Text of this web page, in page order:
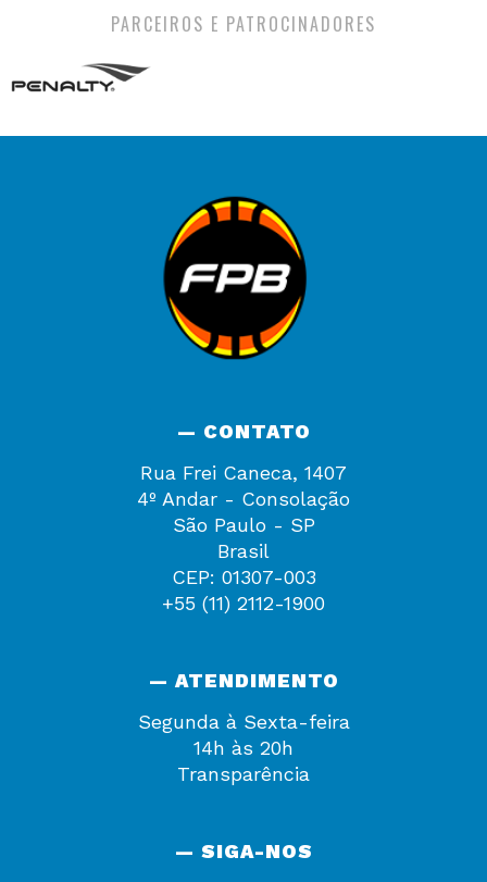
PARCEIROS E PATROCINADORES
— CONTATO
Rua Frei Caneca, 1407
4º Andar - Consolação
São Paulo - SP
Brasil
CEP: 01307-003
+55 (11) 2112-1900
— ATENDIMENTO
Segunda à Sexta-feira
14h às 20h
Transparência
— SIGA-NOS